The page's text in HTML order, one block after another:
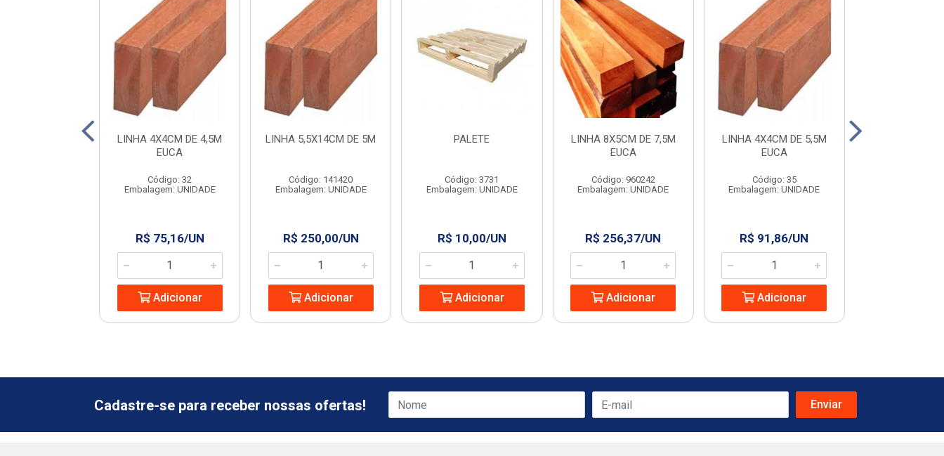
LINHA 4X4CM DE 4,5M
EUCA
Código: 32
Embalagem: UNIDADE
R$ 75,16/UN
Adicionar
LINHA 5,5X14CM DE 5M
Código: 141420
Embalagem: UNIDADE
R$ 250,00/UN
Adicionar
PALETE
Código: 3731
Embalagem: UNIDADE
R$ 10,00/UN
Adicionar
LINHA 8X5CM DE 7,5M
EUCA
Código: 960242
Embalagem: UNIDADE
R$ 256,37/UN
Adicionar
LINHA 4X4CM DE 5,5M
EUCA
Código: 35
Embalagem: UNIDADE
R$ 91,86/UN
Adicionar
Cadastre-se para receber nossas ofertas!